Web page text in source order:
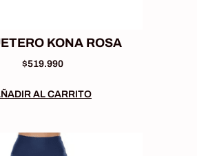
KONA ROSA
$519.990
AL CARRITO